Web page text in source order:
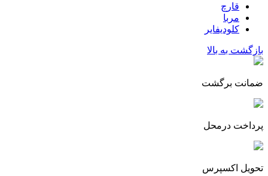
قارچ
مربا
کلودیفایر
بازگشت به بالا
ضمانت برگشت
پرداخت درمحل
تحویل اکسپرس